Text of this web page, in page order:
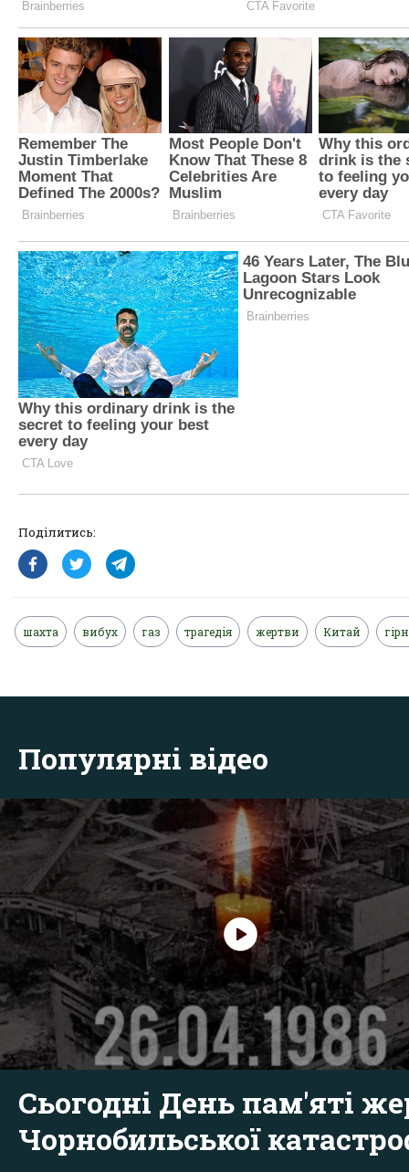
Поділитись:
шахта вибух газ трагедія жертви Китай
Популярні відео
Сьогодні День пам'яті
Чорнобильської